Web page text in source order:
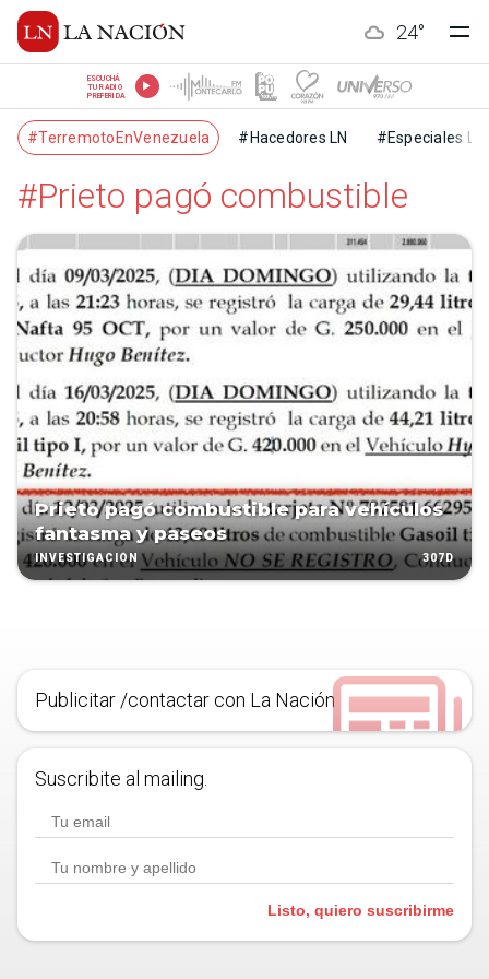
24°
ESCUCHÁ
TU RADIO
PREFERIDA
#TerremotoEnVenezuela #Hacedores LN #Especiales LN
#Prieto pagó combustible
Prieto pagó combustible para vehículos
fantasma y paseos
INVESTIGACIÓN 307D
Publicitar /contactar con La Nación
Suscribite al mailing.
Listo, quiero suscribirme